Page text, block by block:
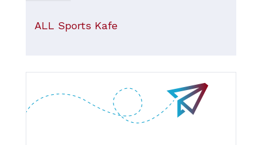
ALL Sports Kafe